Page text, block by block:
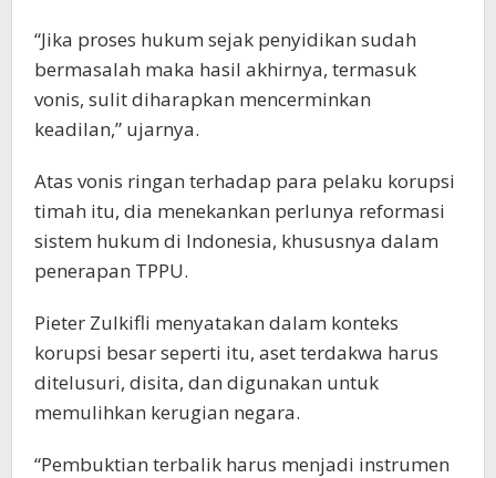
“Jika proses hukum sejak penyidikan sudah
bermasalah maka hasil akhirnya, termasuk
vonis, sulit diharapkan mencerminkan
keadilan,” ujarnya.
Atas vonis ringan terhadap para pelaku korupsi
timah itu, dia menekankan perlunya reformasi
sistem hukum di Indonesia, khususnya dalam
penerapan TPPU.
Pieter Zulkifli menyatakan dalam konteks
korupsi besar seperti itu, aset terdakwa harus
ditelusuri, disita, dan digunakan untuk
memulihkan kerugian negara.
“Pembuktian terbalik harus menjadi instrumen